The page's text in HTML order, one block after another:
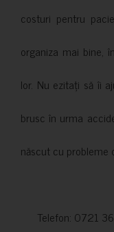
costuri pentru
organiza mai bine,
lor. Nu ezitați să îi
brusc în urma
născut cu probleme
Telefon: 0721